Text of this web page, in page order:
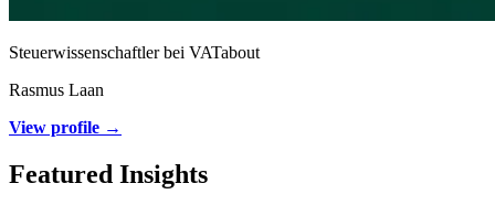
Steuerwissenschaftler bei VATabout
Rasmus Laan
View profile →
Featured Insights